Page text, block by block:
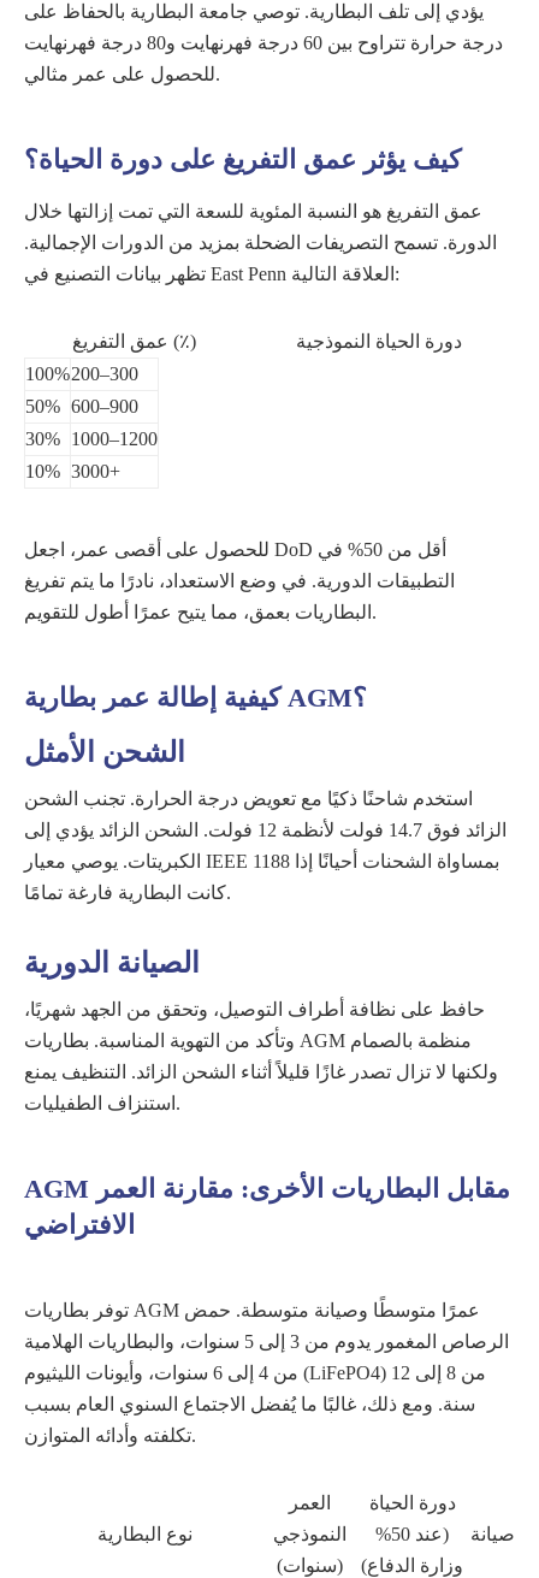
يؤدي إلى تلف البطارية. توصي جامعة البطارية بالحفاظ على
درجة حرارة تتراوح بين 60 درجة فهرنهايت و80 درجة فهرنهايت
للحصول على عمر مثالي.
كيف يؤثر عمق التفريغ على دورة الحياة؟
عمق التفريغ هو النسبة المئوية للسعة التي تمت إزالتها خلال
الدورة. تسمح التصريفات الضحلة بمزيد من الدورات الإجمالية.
تظهر بيانات التصنيع في East Penn العلاقة التالية:
عمق التفريغ (٪)
دورة الحياة النموذجية
100%200–300
50% 600–900
30% 1000–1200
10% 3000+
للحصول على أقصى عمر، اجعل DoD أقل من 50% في
التطبيقات الدورية. في وضع الاستعداد، نادرًا ما يتم تفريغ
البطاريات بعمق، مما يتيح عمرًا أطول للتقويم.
كيفية إطالة عمر بطارية AGM؟
الشحن الأمثل
استخدم شاحنًا ذكيًا مع تعويض درجة الحرارة. تجنب الشحن
الزائد فوق 14.7 فولت لأنظمة 12 فولت. الشحن الزائد يؤدي إلى
الكبريتات. يوصي معيار IEEE 1188 بمساواة الشحنات أحيانًا إذا
كانت البطارية فارغة تمامًا.
الصيانة الدورية
حافظ على نظافة أطراف التوصيل، وتحقق من الجهد شهريًا،
وتأكد من التهوية المناسبة. بطاريات AGM منظمة بالصمام
ولكنها لا تزال تصدر غازًا قليلاً أثناء الشحن الزائد. التنظيف يمنع
استنزاف الطفيليات.
AGM مقابل البطاريات الأخرى: مقارنة العمر
الافتراضي
توفر بطاريات AGM عمرًا متوسطًا وصيانة متوسطة. حمض
الرصاص المغمور يدوم من 3 إلى 5 سنوات، والبطاريات الهلامية
من 4 إلى 6 سنوات، وأيونات الليثيوم (LiFePO4) من 8 إلى 12
سنة. ومع ذلك، غالبًا ما يُفضل الاجتماع السنوي العام بسبب
تكلفته وأدائه المتوازن.
نوع البطارية
العمر
النموذجي
(سنوات)
دورة الحياة
(عند 50%
وزارة الدفاع)
صيانة